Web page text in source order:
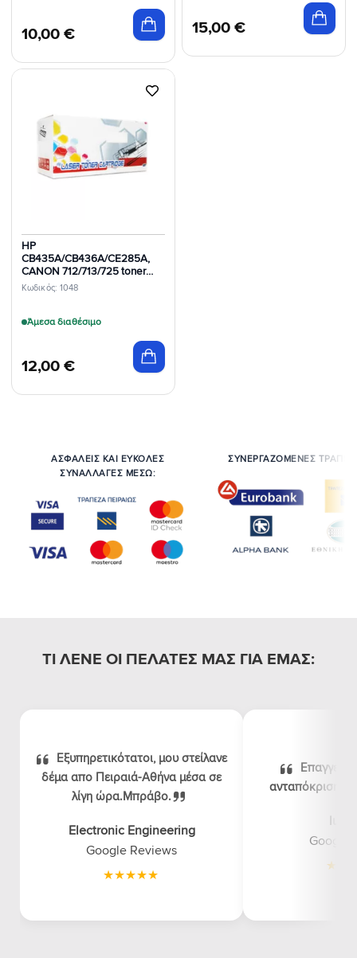
10,00 € 15,00 €
στη Λίστα
Επιθυμιών
Κωδικός: 1048
HP
CB435A/CB436A/CE285A,
CANON 712/713/725 toner
black συμβατό 2.000 Σελίδες
12,00 €
Άμεσα διαθέσιμο
ΑΣΦΑΛΕΙΣ ΚΑΙ ΕΥΚΟΛΕΣ
ΣΥΝΑΛΛΑΓΕΣ ΜΕΣΩ:
ΣΥΝΕΡΓΑΖΟΜΕΝΕΣ
ΤΙ ΛΕΝΕ ΟΙ ΠΕΛΑΤΕΣ ΜΑΣ ΓΙΑ ΕΜΑΣ:
Εξυπηρετικότατοι, μου στείλανε
δέμα απο Πειραιά-Αθήνα μέσα σε
λίγη ώρα.Μπράβο.
Electronic Engineering
Google Reviews
ανταπόκριση,
Google